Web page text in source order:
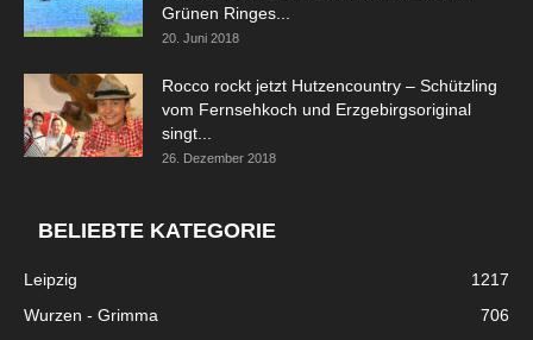
Grünen Ringes...
20. Juni 2018
Rocco rockt jetzt Hutzencountry – Schützling
vom Fernsehkoch und Erzgebirgsoriginal
singt...
26. Dezember 2018
BELIEBTE KATEGORIE
Leipzig
1217
Wurzen - Grimma
706